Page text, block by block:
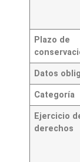
Plazo de
Datos
Categoría
Ejercicio
derechos